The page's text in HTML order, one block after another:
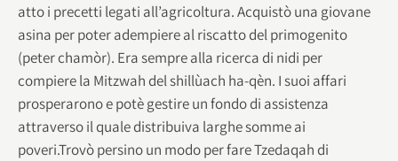
atto i precetti legati all’agricoltura. Acquistò una giovane
asina per poter adempiere al riscatto del primogenito
(peter chamòr). Era sempre alla ricerca di nidi per
compiere la Mitzwah del shillùach ha-qèn. I suoi affari
prosperarono e potè gestire un fondo di assistenza
attraverso il quale distribuiva larghe somme ai
poveri.Trovò persino un modo per fare Tzedaqah di